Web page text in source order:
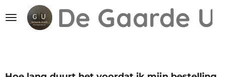
Ga
hoofdinhoud
De Gaarde